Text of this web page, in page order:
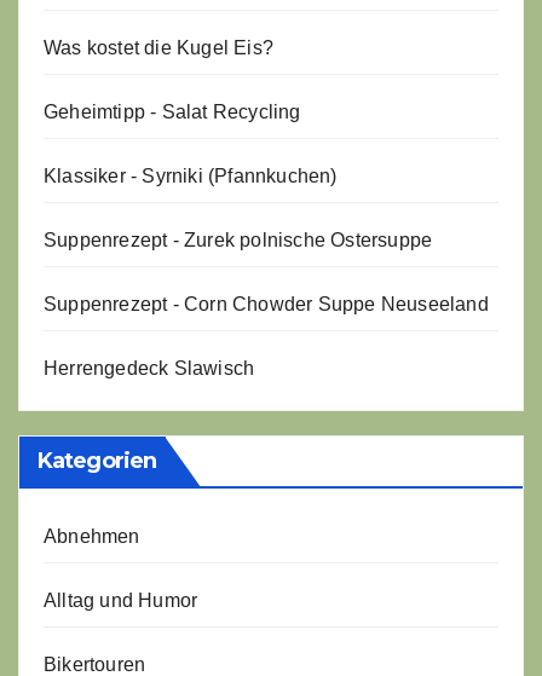
Was kostet die Kugel Eis?
Geheimtipp - Salat Recycling
Klassiker - Syrniki (Pfannkuchen)
Suppenrezept - Zurek polnische Ostersuppe
Suppenrezept - Corn Chowder Suppe Neuseeland
Herrengedeck Slawisch
Kategorien
Abnehmen
Alltag und Humor
Bikertouren